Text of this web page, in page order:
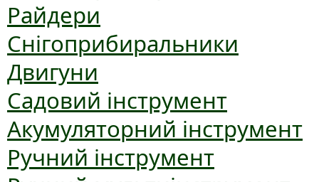
Райдери
Снігоприбиральники
Двигуни
Садовий інструмент
Акумуляторний інструмент
Ручний інструмент